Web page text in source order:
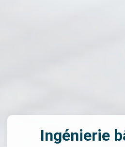
Ingénierie